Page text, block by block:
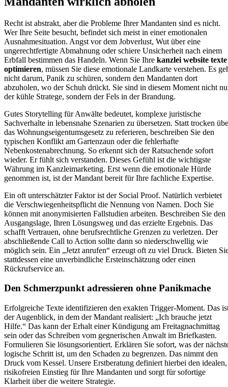
Recht ist abstrakt, aber die Probleme Ihrer Mandanten sind es nicht.
Wer Ihre Seite besucht, befindet sich meist in einer emotionalen
Ausnahmesituation. Angst vor dem Jobverlust, Wut über eine
ungerechtfertigte Abmahnung oder schiere Unsicherheit nach einem
Erbfall bestimmen das Handeln. Wenn Sie Ihre kanzlei website texte
optimieren, müssen Sie diese emotionale Landkarte verstehen. Es
nicht darum, Panik zu schüren, sondern den Mandanten dort
abzuholen, wo der Schuh drückt. Sie sind in diesem Moment nicht
der kühle Stratege, sondern der Fels in der Brandung.
Gutes Storytelling für Anwälte bedeutet, komplexe juristische
Sachverhalte in lebensnahe Szenarien zu übersetzen. Statt trocken
das Wohnungseigentumsgesetz zu referieren, beschreiben Sie den
typischen Konflikt am Gartenzaun oder die fehlerhafte
Nebenkostenabrechnung. So erkennt sich der Ratsuchende sofort
wieder. Er fühlt sich verstanden. Dieses Gefühl ist die wichtigste
Währung im Kanzleimarketing. Erst wenn die emotionale Hürde
genommen ist, ist der Mandant bereit für Ihre fachliche Expertise.
Ein oft unterschätzter Faktor ist der Social Proof. Natürlich verbietet
die Verschwiegenheitspflicht die Nennung von Namen. Doch Sie
können mit anonymisierten Fallstudien arbeiten. Beschreiben Sie den
Ausgangslage, Ihren Lösungsweg und das erzielte Ergebnis. Das
schafft Vertrauen, ohne berufsrechtliche Grenzen zu verletzen. Der
abschließende Call to Action sollte dann so niederschwellig wie
möglich sein. Ein „Jetzt anrufen“ erzeugt oft zu viel Druck. Bieten
stattdessen eine unverbindliche Ersteinschätzung oder einen
Rückrufservice an.
Den Schmerzpunkt adressieren ohne Panikmache
Erfolgreiche Texte identifizieren den exakten Trigger-Moment. Das
der Augenblick, in dem der Mandant realisiert: „Ich brauche jetzt
Hilfe.“ Das kann der Erhalt einer Kündigung am Freitagnachmittag
sein oder das Schreiben vom gegnerischen Anwalt im Briefkasten.
Formulieren Sie lösungsorientiert. Erklären Sie sofort, was der
logische Schritt ist, um den Schaden zu begrenzen. Das nimmt den
Druck vom Kessel. Unsere Erstberatung definiert hierbei den idealen,
risikofreien Einstieg für Ihre Mandanten und sorgt für sofortige
Klarheit über die weitere Strategie.